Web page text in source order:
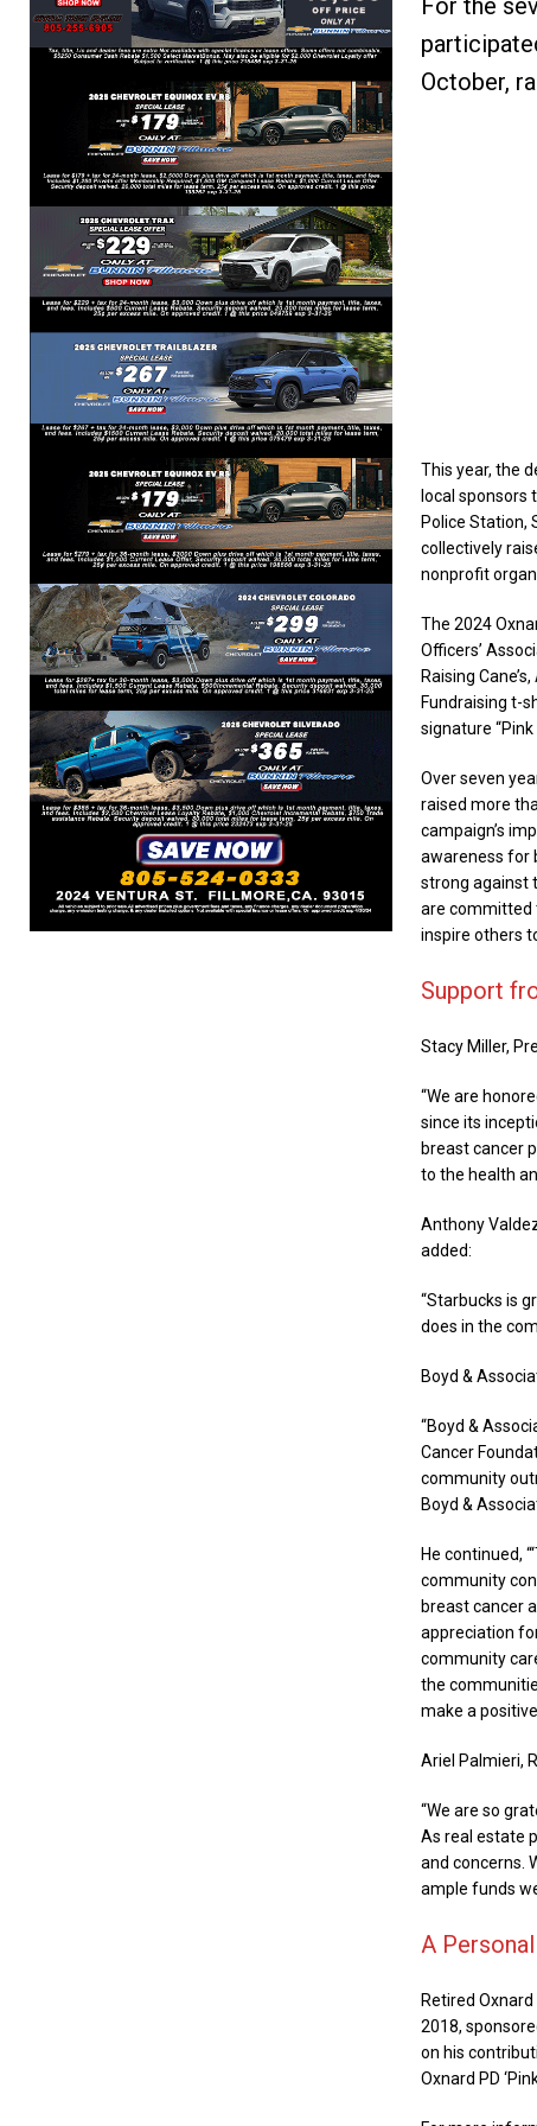
For the
October,
This year, the
local sponsors
Police Station,
collectively
nonprofit
The 2024
Officers’
Raising
Fundraising t-
signature
Over seven
raised more
campaign’s
awareness for
strong against
are committed
inspire others
Support
Stacy Miller,
“We are
since its
breast cancer
to the health
Anthony
added:
“Starbucks is
does in the
Boyd &
“Boyd &
Cancer
community
Boyd &
He continued,
community
breast cancer
appreciation
community
the
make a
Ariel Palmieri,
“We are so
As real estate
and concerns.
ample funds
A
Retired
2018,
on his
Oxnard PD